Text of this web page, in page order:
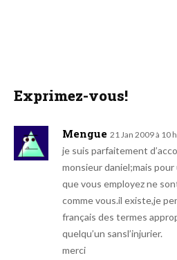
Exprimez-vous!
Mengue 21 Jan 2009 à 10
je suis parfaitement
monsieur daniel;mais
que vous employez ne
comme vous.il existe,je
français des termes
quelqu’un sansl’injurier.
merci